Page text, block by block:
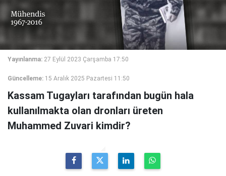
Yayınlanma: 27 Eylül 2023 Çarşamba 17:50
Güncelleme: 15 Aralık 2025 Pazartesi 11:50
Kassam Tugayları tarafından bugün hala
kullanılmakta olan dronları üreten
Muhammed Zuvari kimdir?